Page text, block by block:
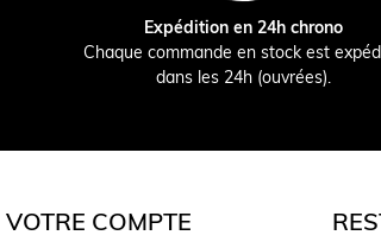
Expédition en 24h chrono
Chaque commande en stock est
dans les 24h (ouvrées).
VOTRE COMPTE